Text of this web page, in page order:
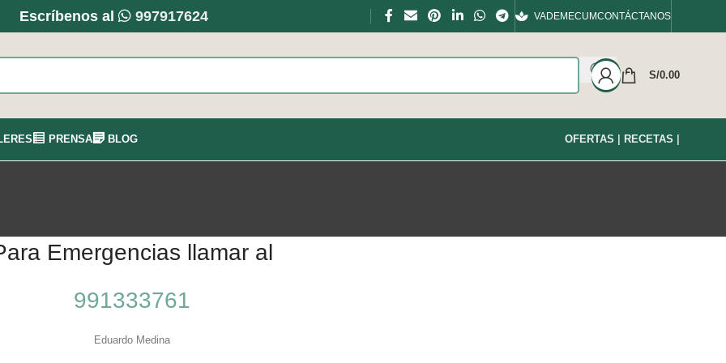
Escríbenos al 997917624 VADEMECUMCONTÁCTANOS
S/0.00
PRENSA BLOG OFERTAS RECETAS
Emergencias llamar al
991333761
Eduardo Medina